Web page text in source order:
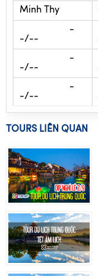
Phạm Mai
-/--